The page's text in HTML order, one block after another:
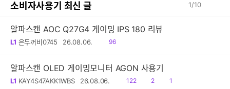
소비자사용기 최신 글 1/10
알파스캔 AOC Q27G4 게이밍 IPS 180 리뷰
L1 은두꺼비0745 26.08.06.
읽
96
알파스캔 OLED 게이밍모니터 AGON 사용기
L1 KAY4S47AKK1WBS 26.08.06.
읽
122
공
2
댓1